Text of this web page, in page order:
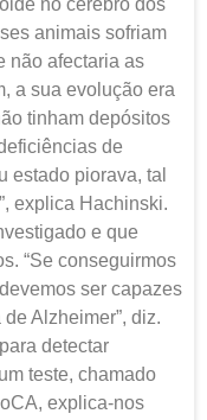
no cérebro dos
animais sofriam
não afectaria as
a sua evolução era
tinham depósitos
de
estado piorava, tal
explica Hachinski.
e que
“Se conseguirmos
ser capazes
Alzheimer”, diz.
detectar
teste, chamado
explica-nos